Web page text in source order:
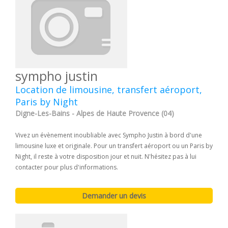
sympho justin
Location de limousine, transfert aéroport,
Paris by Night
Digne-Les-Bains - Alpes de Haute Provence (04)
Vivez un évènement inoubliable avec Sympho Justin à bord d'une
limousine luxe et originale. Pour un transfert aéroport ou un Paris by
Night, il reste à votre disposition jour et nuit. N'hésitez pas à lui
contacter pour plus d'informations.